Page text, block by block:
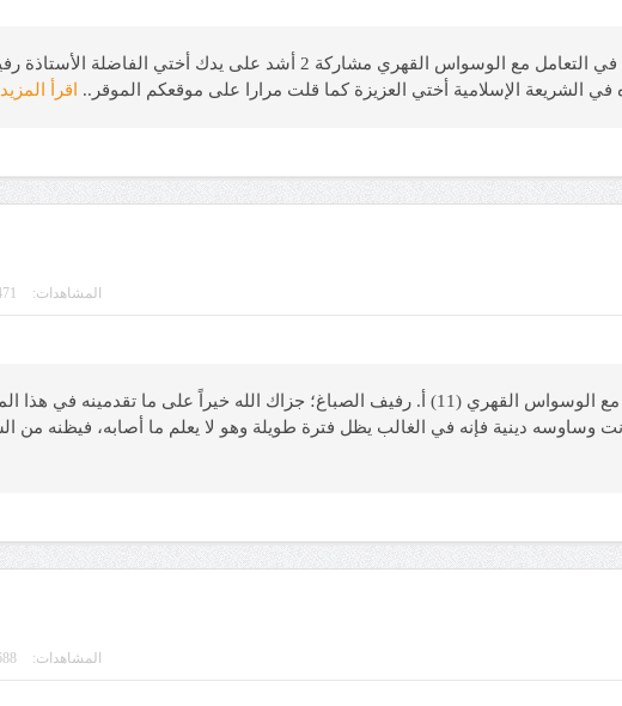
أرسل مغترب (29 سنة، مبرمج، حنيفا مسلم، بريطانيا) يقول: منهج الفقهاء في التعامل مع الوسواس القهري
الشريعة الإسلامية أختي العزيزة كما قلت مرارا على موقعكم الموقر..
اقرأ
المشاهدات:
أرسل إنسان (22 سنة، طالب طب، مصر) يقول: منهج الفقهاء في التعامل مع الوسواس القهري (11) أ. رفيف الصباغ؛ جزاك الله خيراً على
دينية فإنه في الغالب يظل فترة طويلة وهو لا يعلم ما أصابه، فيظنه من
المشاهدات: